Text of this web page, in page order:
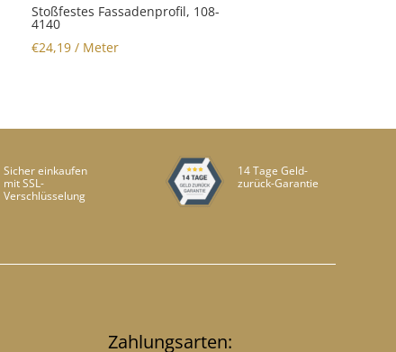
Stoßfestes Fassadenprofil, 108-
4140
€24,19 / Meter
Sicher einkaufen
mit SSL-
Verschlüsselung
14 Tage Geld-
zurück-Garantie
Zahlungsarten: